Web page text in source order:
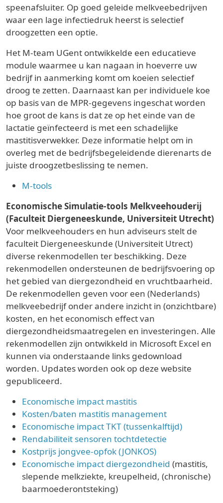
speenafsluiter. Op goed geleide melkveebedrijven
waar een lage infectiedruk heerst is selectief
droogzetten een optie.
Het M-team UGent ontwikkelde een educatieve
module waarmee u kan nagaan in hoeverre uw
bedrijf in aanmerking komt om koeien selectief
droog te zetten. Daarnaast kan per individuele koe
op basis van de MPR-gegevens ingeschat worden
hoe groot de kans is dat ze op het einde van de
lactatie geïnfecteerd is met een schadelijke
mastitisverwekker. Deze informatie helpt om in
overleg met de bedrijfsbegeleidende dierenarts de
juiste droogzetbeslissing te nemen.
M-tools
Economische Simulatie-tools Melkveehouderij
(Faculteit Diergeneeskunde, Universiteit Utrecht)
Voor melkveehouders en hun adviseurs stelt de
faculteit Diergeneeskunde (Universiteit Utrect)
diverse rekenmodellen ter beschikking. Deze
rekenmodellen ondersteunen de bedrijfsvoering op
het gebied van diergezondheid en vruchtbaarheid.
De rekenmodellen geven voor een (Nederlands)
melkveebedrijf onder andere inzicht in (onzichtbare)
kosten, en het economisch effect van
diergezondheidsmaatregelen en investeringen. Alle
rekenmodellen zijn ontwikkeld in Microsoft Excel en
kunnen via onderstaande links gedownload
worden. Updates worden ook op deze website
gepubliceerd.
Economische impact mastitis
Kosten/baten mastitis management
Economische impact TKT (tussenkalftijd)
Rendabiliteit sensoren tochtdetectie
Kostprijs jongvee-opfok (JONKOS)
Economische impact diergezondheid (mastitis,
slepende melkziekte, kreupelheid, (chronische)
baarmoederontsteking)